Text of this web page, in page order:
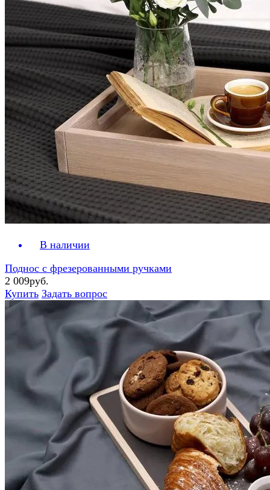
В наличии
Поднос с фрезерованными ручками
2 009руб.
Купить Задать вопрос